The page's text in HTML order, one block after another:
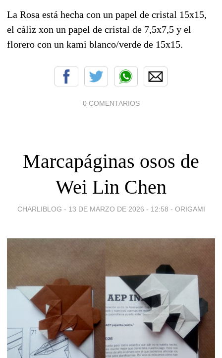
La Rosa está hecha con un papel de cristal 15x15,
el cáliz xon un papel de cristal de 7,5x7,5 y el
florero con un kami blanco/verde de 15x15.
0 COMENTARIOS
Marcapáginas osos de
Wei Lin Chen
CHARLIBLOG - 13 DE MARZO DE 2026 - 12:58 - ORIGAMI